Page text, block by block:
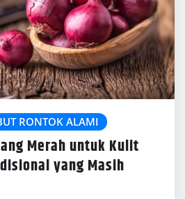
RONTOK ALAMI
Merah untuk Kulit
yang Masih